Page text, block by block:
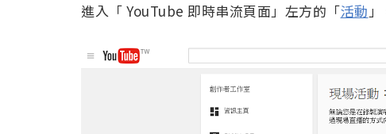
進入「 YouTube 即時串流頁面」左方的「活動